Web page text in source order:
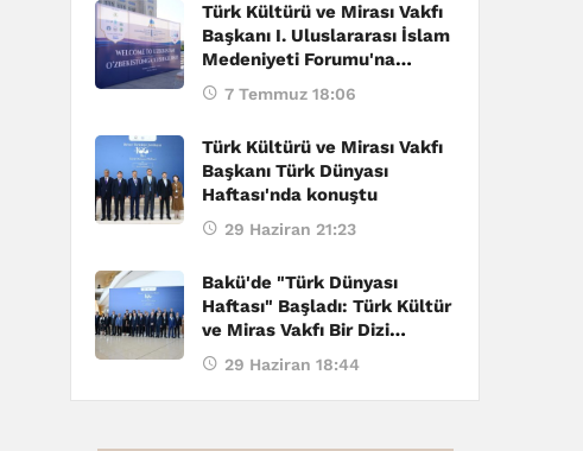
Türk Kültürü ve Mirası Vakfı
Başkanı I. Uluslararası İslam
Medeniyeti Forumu'na
katıldı7 Temmuz 18:06
Türk Kültürü ve Mirası Vakfı
Başkanı Türk Dünyası
Haftası'nda konuştu
29 Haziran 21:23
Bakü'de "Türk Dünyası
Haftası" Başladı: Türk Kültür
ve Miras Vakfı Bir Dizi
Etkinliğe Ev Sahipliği Yapıyor
29 Haziran 18:44